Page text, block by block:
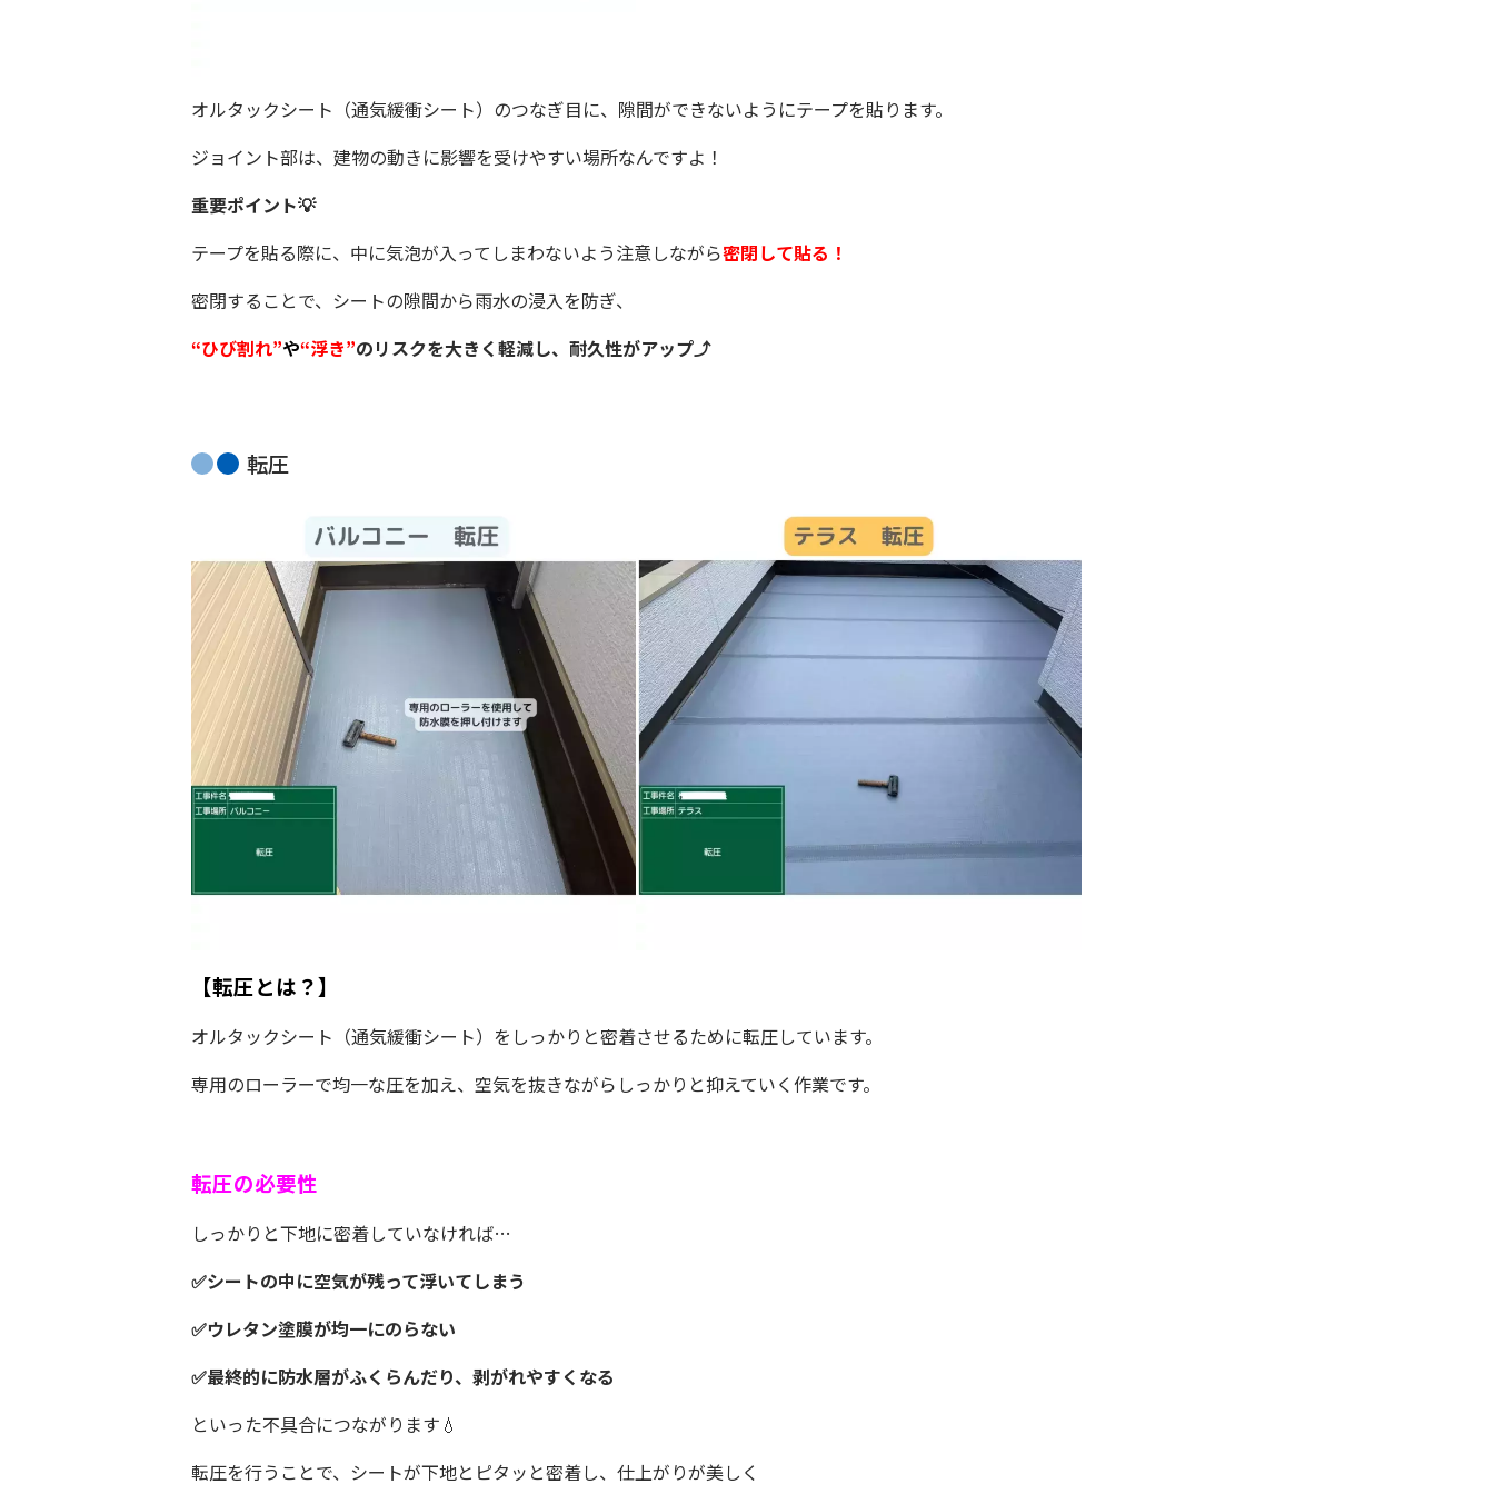
オルタックシート（通気緩衝シート）のつなぎ目に、隙間ができないようにテープを貼ります。
ジョイント部は、建物の動きに影響を受けやすい場所なんですよ！
重要ポイント💡
テープを貼る際に、中に気泡が入ってしまわないよう注意しながら密閉して貼る！
密閉することで、シートの隙間から雨水の浸入を防ぎ、
“ひび割れ”や“浮き”のリスクを大きく軽減し、耐久性がアップ⤴
転圧
【転圧とは？】
オルタックシート（通気緩衝シート）をしっかりと密着させるために転圧しています。
専用のローラーで均一な圧を加え、空気を抜きながらしっかりと抑えていく作業です。
転圧の必要性
しっかりと下地に密着していなければ…
✅シートの中に空気が残って浮いてしまう
✅ウレタン塗膜が均一にのらない
✅最終的に防水層がふくらんだり、剥がれやすくなる
といった不具合につながります💧
転圧を行うことで、シートが下地とピタッと密着し、仕上がりが美しく